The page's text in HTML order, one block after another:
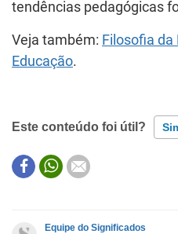
tendências pedagógicas
Veja também: Filosofia da
Educação.
Este conteúdo foi útil?
Este conteúdo não tem a
Equipe do Significados